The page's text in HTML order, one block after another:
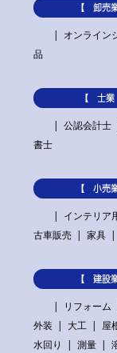
【 卸売
オンライン
品
【 士
公認会計士
書士
【 小売
インテリア
古車販売
家具
【 建設
リフォーム
外装
大工 屋
水回り
測量